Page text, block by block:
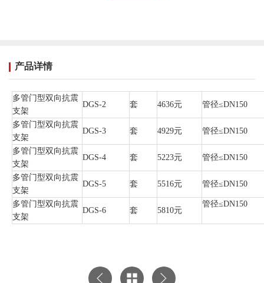
产品详情
多管门型双向抗震
支架
DGS-2 套 4636元 管径≤DN150
多管门型双向抗震
支架
DGS-3 套 4929元 管径≤DN150
多管门型双向抗震
支架
DGS-4 套 5223元 管径≤DN150
多管门型双向抗震
支架
DGS-5 套 5516元 管径≤DN150
多管门型双向抗震
支架
DGS-6 套 5810元
管径≤DN150